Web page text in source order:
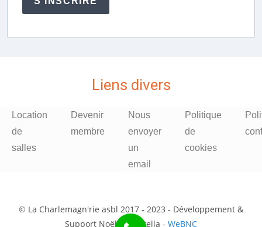
Liens divers
Location
de
salles
Devenir
membre
Nous
envoyer
un
email
Politique
de
cookies
© La Charlemagn'rie asbl 2017 - 2023 - Développement &
Support Noël Ciavattella - WeBNC